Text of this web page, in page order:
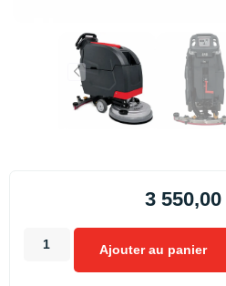
3 550,00
Ajouter au panier